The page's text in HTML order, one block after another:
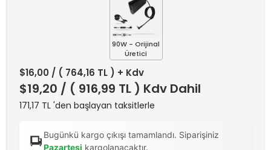
90W - Orijinal
Üretici
$16,00 / ( 764,16 TL ) + Kdv
$19,20 / ( 916,99 TL ) Kdv Dahil
171,17 TL 'den başlayan taksitlerle
Bugünkü kargo çıkışı tamamlandı. Siparişiniz
Pazartesi kargolanacaktır.